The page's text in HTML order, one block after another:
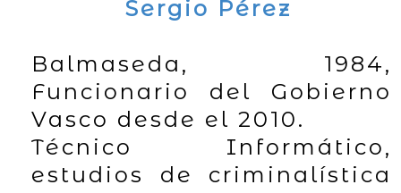
Sergio Pérez
Balmaseda, 1984,
Funcionario del Gobierno
Vasco desde el 2010.
Técnico Informático,
estudios de criminalística